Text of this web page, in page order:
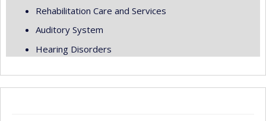
Rehabilitation Care and Services
Auditory System
Hearing Disorders